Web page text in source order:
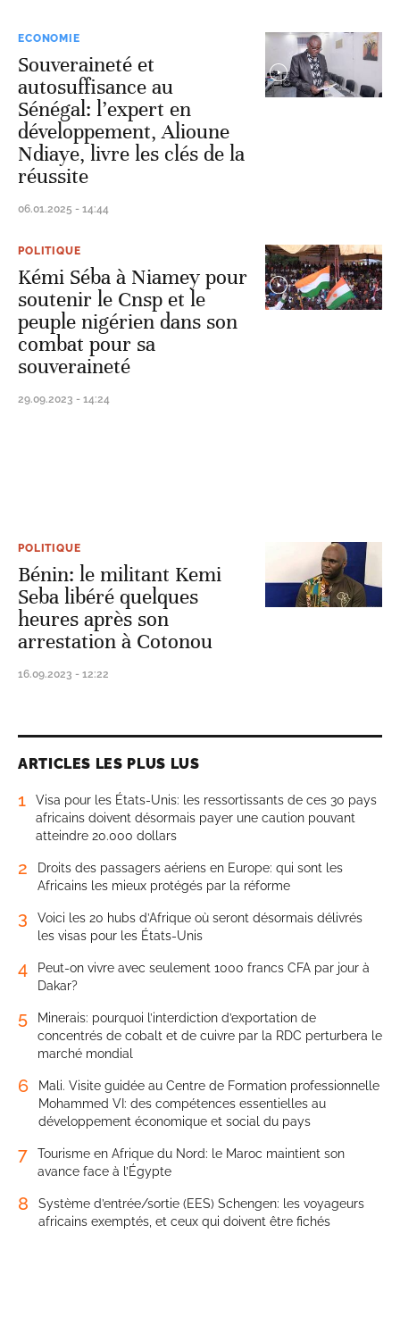
ECONOMIE
Souveraineté et
autosuffisance au
Sénégal: l’expert en
développement, Alioune
Ndiaye, livre les clés de la
réussite
06.01.2025 - 14:44
POLITIQUE
Kémi Séba à Niamey pour
soutenir le Cnsp et le
peuple nigérien dans son
combat pour sa
souveraineté
29.09.2023 - 14:24
POLITIQUE
Bénin: le militant Kemi
Seba libéré quelques
heures après son
arrestation à Cotonou
16.09.2023 - 12:22
ARTICLES LES PLUS LUS
1
Visa pour les États-Unis: les ressortissants de ces 30 pays
africains doivent désormais payer une caution pouvant
atteindre 20.000 dollars
2
Droits des passagers aériens en Europe: qui sont les
Africains les mieux protégés par la réforme
3
Voici les 20 hubs d’Afrique où seront désormais délivrés
les visas pour les États-Unis
4
Peut-on vivre avec seulement 1000 francs CFA par jour à
Dakar?
5
Minerais: pourquoi l’interdiction d’exportation de
concentrés de cobalt et de cuivre par la RDC perturbera le
marché mondial
6
Mali. Visite guidée au Centre de Formation professionnelle
Mohammed VI: des compétences essentielles au
développement économique et social du pays
7
Tourisme en Afrique du Nord: le Maroc maintient son
avance face à l’Égypte
8
Système d’entrée/sortie (EES) Schengen: les voyageurs
africains exemptés, et ceux qui doivent être fichés